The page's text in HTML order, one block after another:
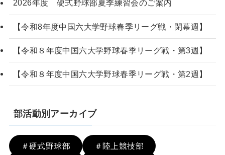
2026年度 硬式野球部夏季練習会のご案内
【令和8年度中国六大学野球春季リーグ戦・閉幕週】
【令和８年度中国六大学野球春季リーグ戦・第3週】
【令和８年度中国六大学野球春季リーグ戦・第2週】
部活動別アーカイブ
＃硬式野球部
＃陸上競技部